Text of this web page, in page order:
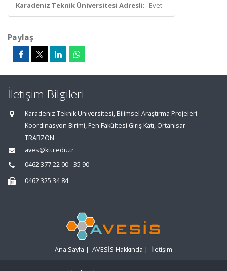
Karadeniz Teknik Üniversitesi Adresli: Evet
Paylaş
İletişim Bilgileri
Karadeniz Teknik Üniversitesi, Bilimsel Araştırma Projeleri
Koordinasyon Birimi, Fen Fakültesi Giriş Katı, Ortahisar
TRABZON
aves@ktu.edu.tr
0462 377 22 00 - 35 90
0462 325 34 84
Ana Sayfa | AVESİS Hakkında | İletişim